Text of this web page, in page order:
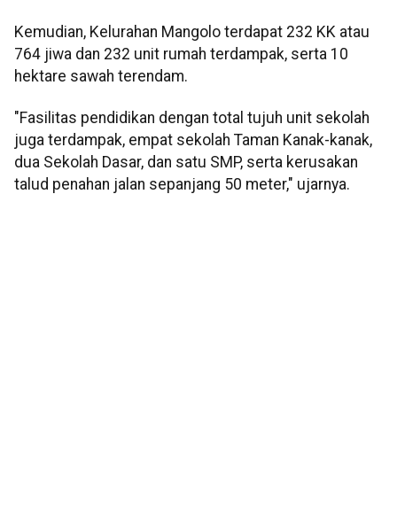
Kemudian, Kelurahan Mangolo terdapat 232 KK atau
764 jiwa dan 232 unit rumah terdampak, serta 10
hektare sawah terendam.
"Fasilitas pendidikan dengan total tujuh unit sekolah
juga terdampak, empat sekolah Taman Kanak-kanak,
dua Sekolah Dasar, dan satu SMP, serta kerusakan
talud penahan jalan sepanjang 50 meter," ujarnya.